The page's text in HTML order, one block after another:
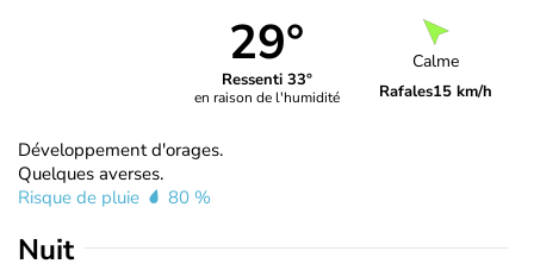
29°
Ressenti 33°
en raison de l'humidité
Calme
Rafales15 km/h
Développement d'orages.
Quelques averses.
Risque de pluie
80 %
Nuit